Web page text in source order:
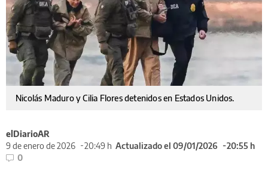
Nicolás Maduro y Cilia Flores detenidos en Estados Unidos.
elDiarioAR
9 de enero de 2026
20:49 h Actualizado el 09/01/2026
20:55 h
0